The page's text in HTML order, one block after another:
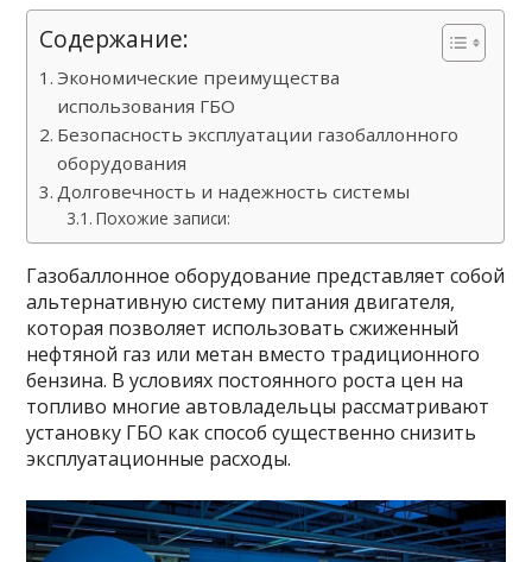
Содержание:
Экономические преимущества
использования ГБО
Безопасность эксплуатации газобаллонного
оборудования
Долговечность и надежность системы
Похожие записи:
Газобаллонное оборудование представляет собой
альтернативную систему питания двигателя,
которая позволяет использовать сжиженный
нефтяной газ или метан вместо традиционного
бензина. В условиях постоянного роста цен на
топливо многие автовладельцы рассматривают
установку ГБО как способ существенно снизить
эксплуатационные расходы.